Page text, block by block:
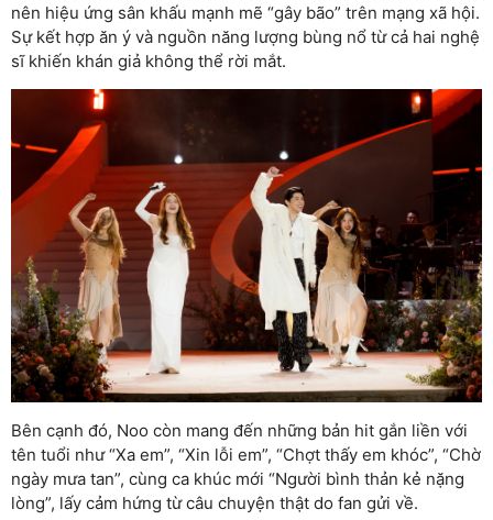
nên hiệu ứng sân khấu mạnh mẽ “gây bão” trên mạng xã hội.
Sự kết hợp ăn ý và nguồn năng lượng bùng nổ từ cả hai nghệ
sĩ khiến khán giả không thể rời mắt.
Bên cạnh đó, Noo còn mang đến những bản hit gắn liền với
tên tuổi như “Xa em”, “Xin lỗi em”, “Chợt thấy em khóc”, “Chờ
ngày mưa tan”, cùng ca khúc mới “Người bình thản kẻ nặng
lòng”, lấy cảm hứng từ câu chuyện thật do fan gửi về.